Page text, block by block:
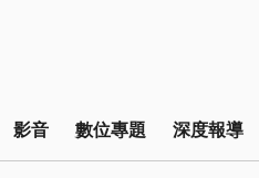
影音 數位專題 深度報導